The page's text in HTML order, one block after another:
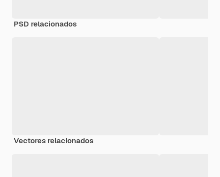
PSD relacionados
Vectores relacionados